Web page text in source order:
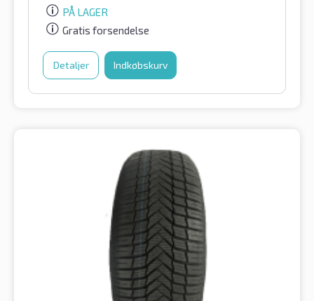
PÅ LAGER
Gratis forsendelse
Detaljer Indkøbskurv